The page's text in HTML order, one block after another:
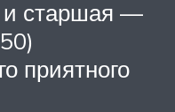
и старшая —
приятного